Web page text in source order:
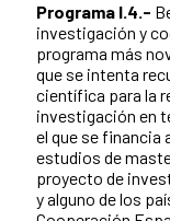
Programa I.4.-
investigación y
programa más
que se intenta
científica para la
investigación en
el que se financia
estudios de
proyecto de
y alguno de los